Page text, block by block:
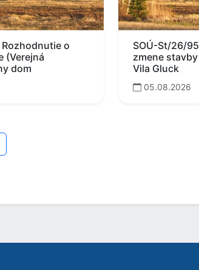
o
(Verejná
dom
SOÚ-St/26/
zmene
Vila Gluck
05.08.2026